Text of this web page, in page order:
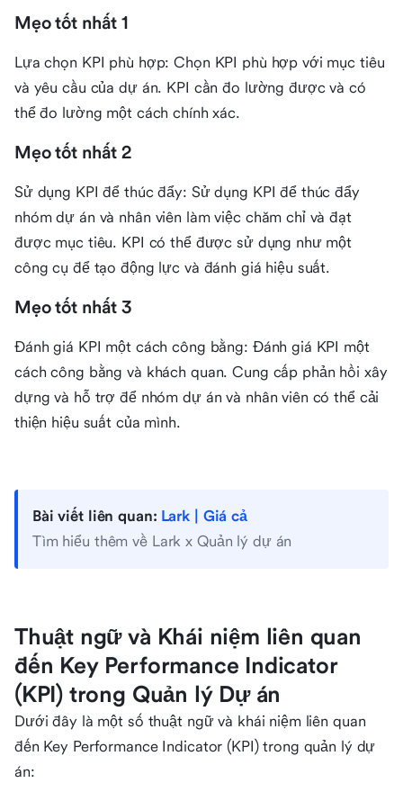
Mẹo tốt nhất 1
Lựa chọn KPI phù hợp: Chọn KPI phù hợp với mục tiêu
và yêu cầu của dự án. KPI cần đo lường được và có
thể đo lường một cách chính xác.
Mẹo tốt nhất 2
Sử dụng KPI để thúc đẩy: Sử dụng KPI để thúc đẩy
nhóm dự án và nhân viên làm việc chăm chỉ và đạt
được mục tiêu. KPI có thể được sử dụng như một
công cụ để tạo động lực và đánh giá hiệu suất.
Mẹo tốt nhất 3
Đánh giá KPI một cách công bằng: Đánh giá KPI một
cách công bằng và khách quan. Cung cấp phản hồi xây
dựng và hỗ trợ để nhóm dự án và nhân viên có thể cải
thiện hiệu suất của mình.
Bài viết liên quan: Lark | Giá cả
Tìm hiểu thêm về Lark x Quản lý dự án
Thuật ngữ và Khái niệm liên quan
đến Key Performance Indicator
(KPI) trong Quản lý Dự án
Dưới đây là một số thuật ngữ và khái niệm liên quan
đến Key Performance Indicator (KPI) trong quản lý dự
án: